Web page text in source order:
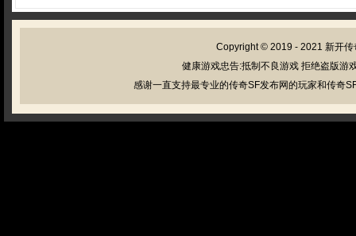
Copyright © 2019 - 2021 新开传
健康游戏忠告:抵制不良游戏 拒绝盗版游
感谢一直支持最专业的传奇SF发布网的玩家和传奇